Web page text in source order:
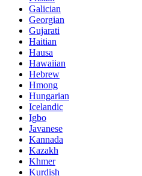
Galician
Georgian
Gujarati
Haitian
Hausa
Hawaiian
Hebrew
Hmong
Hungarian
Icelandic
Igbo
Javanese
Kannada
Kazakh
Khmer
Kurdish